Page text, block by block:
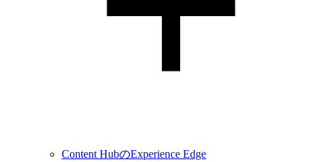
Content HubのExperience Edge